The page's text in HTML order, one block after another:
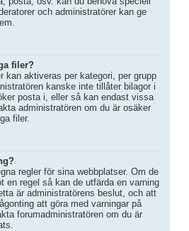
och administratörer kan ge
filer?
kan aktiveras per kategori, per grupp
kanske inte tillåter bilagor i
posta i, eller så kan endast vissa
administratören om du är osäker
filer.
regler för sina webbplatser. Om de
en regel så kan de utfärda en varning
är administratörens beslut, och att
att göra med varningar på
forumadministratören om du är